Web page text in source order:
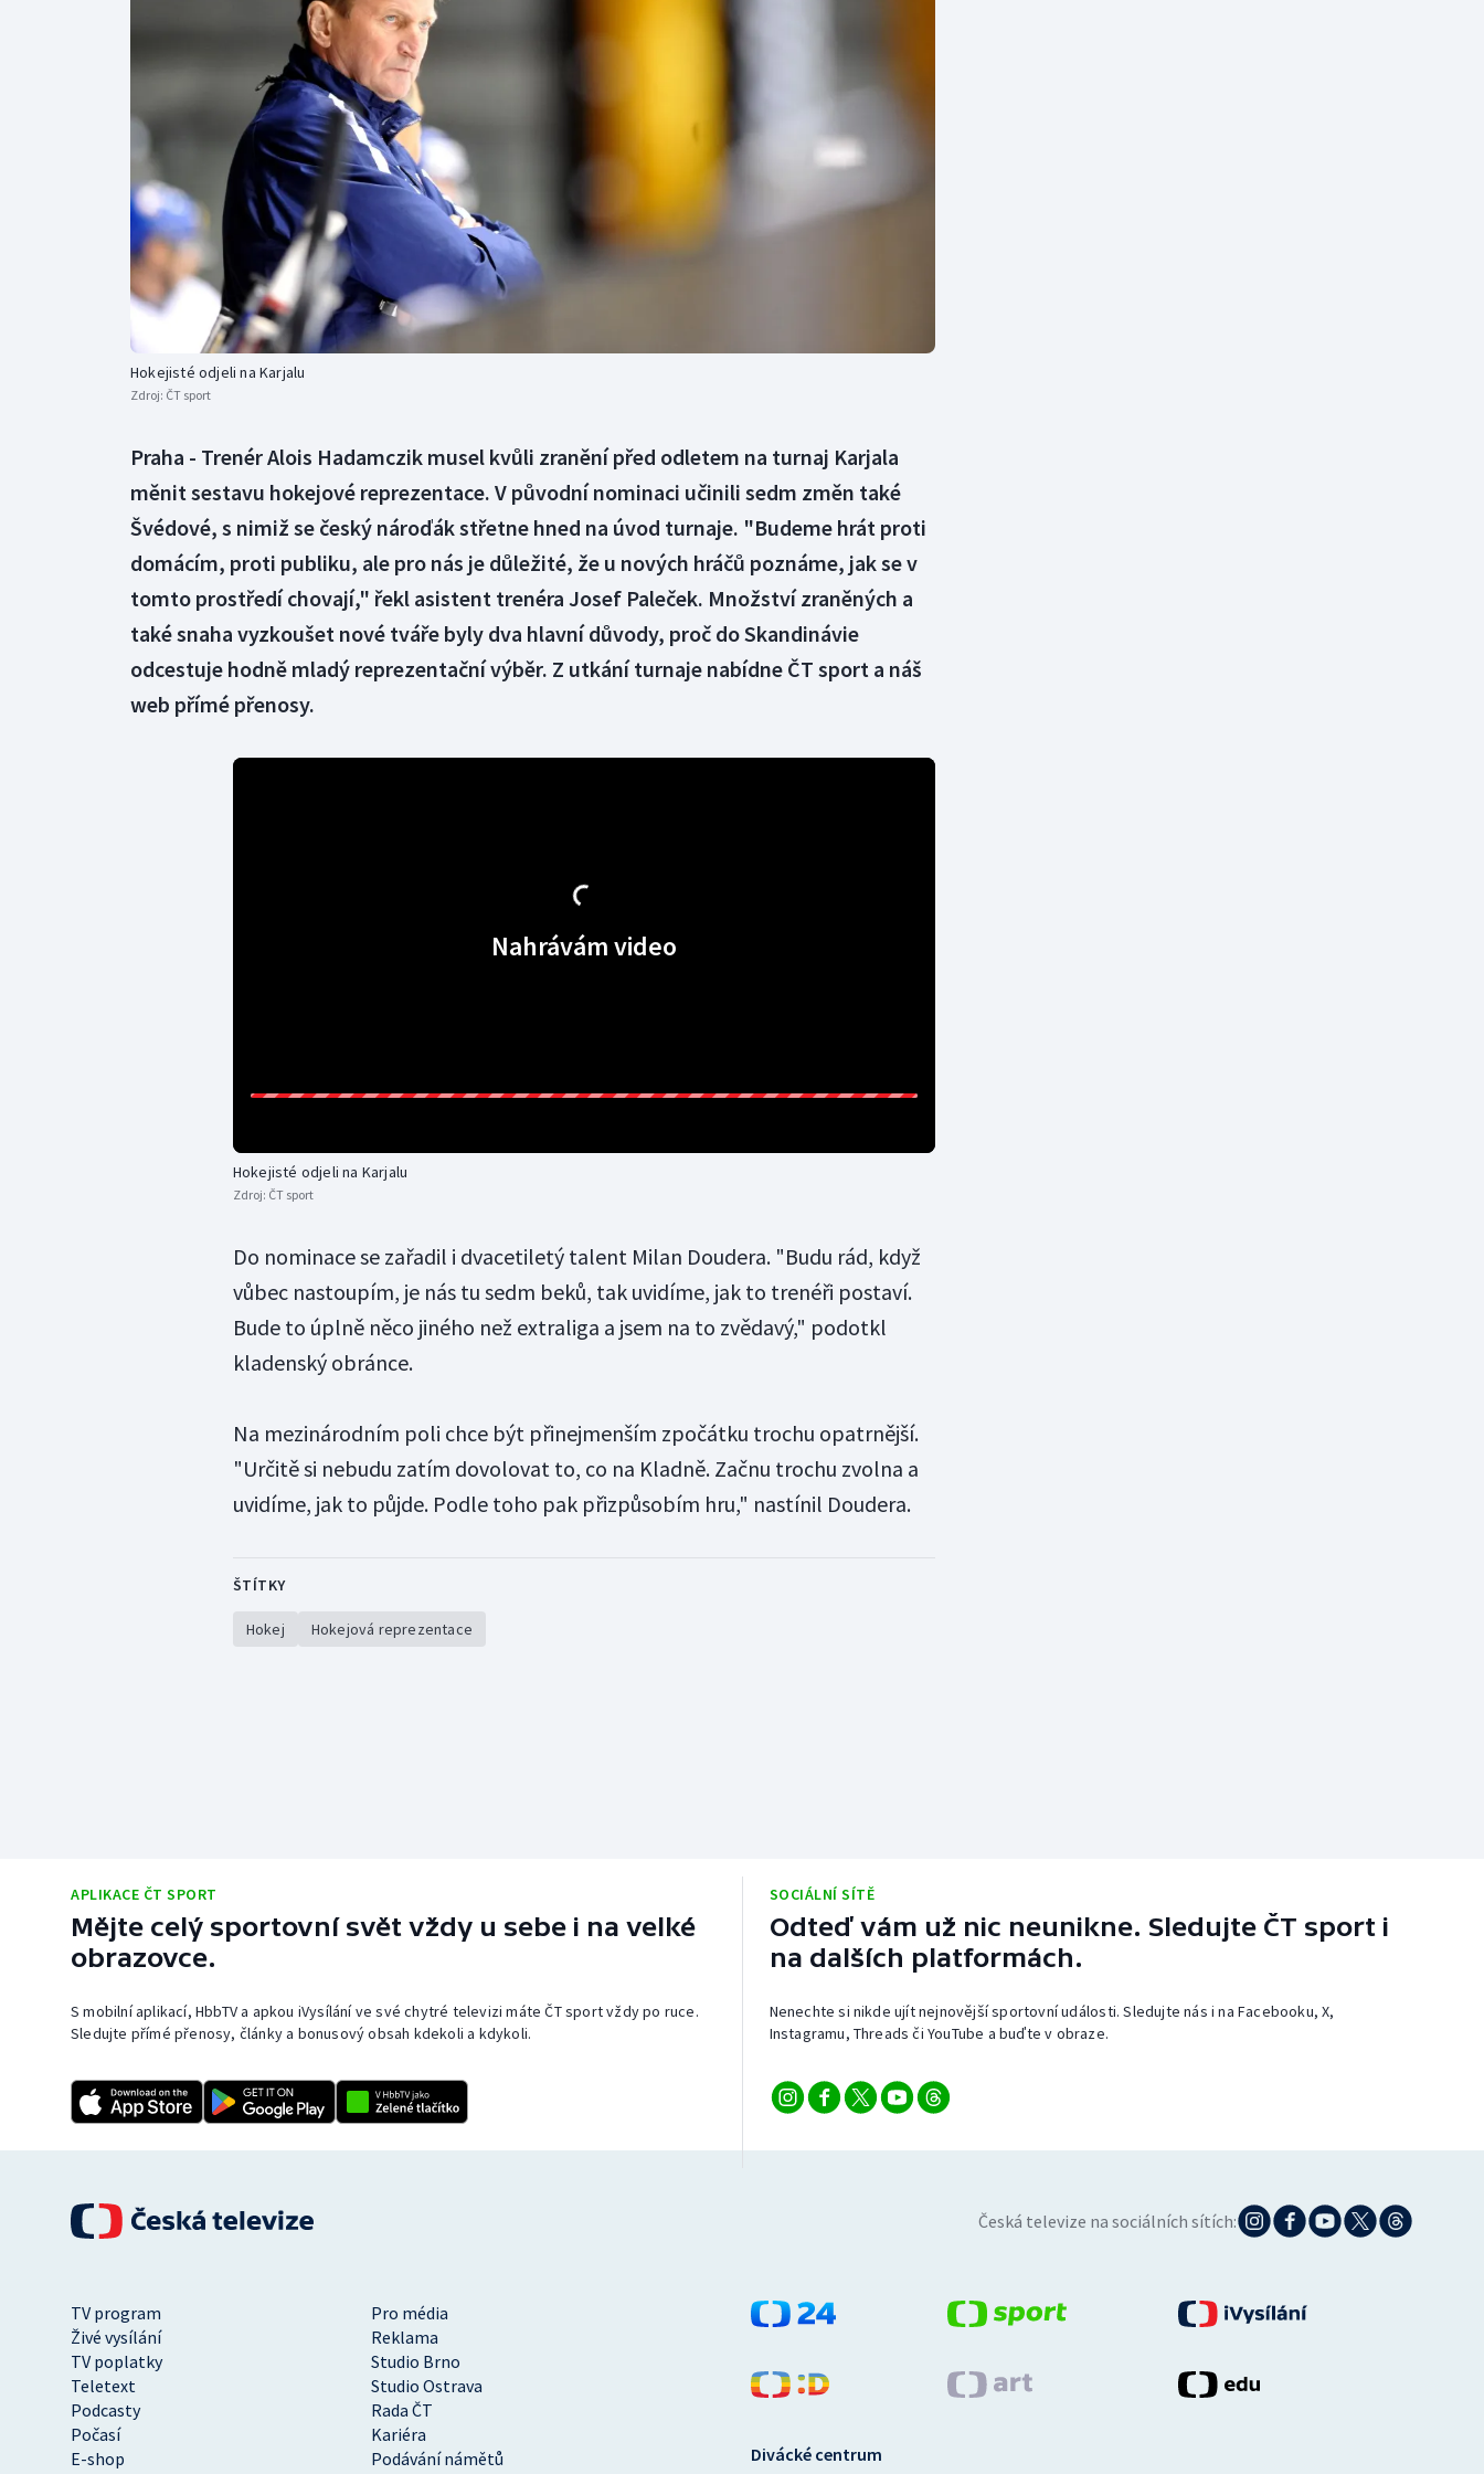
Curling
Dostihy
Florbal
Futsal
Golf
Gymnastika
Parasport
Plavání
Plážový volejbal
Volejbal
Ostatní
Hokejisté odjeli na Karjalu
Zdroj: ČT sport
Praha - Trenér Alois Hadamczik musel kvůli zranění před odletem na turnaj Karjala
měnit sestavu hokejové reprezentace. V původní nominaci učinili sedm změn také
Švédové, s nimiž se český nároďák střetne hned na úvod turnaje. "Budeme hrát proti
domácím, proti publiku, ale pro nás je důležité, že u nových hráčů poznáme, jak se v
tomto prostředí chovají," řekl asistent trenéra Josef Paleček. Množství zraněných a
také snaha vyzkoušet nové tváře byly dva hlavní důvody, proč do Skandinávie
odcestuje hodně mladý reprezentační výběr. Z utkání turnaje nabídne ČT sport a náš
web přímé přenosy.
Nahrávám video
Hokejisté odjeli na Karjalu
Zdroj: ČT sport
Do nominace se zařadil i dvacetiletý talent Milan Doudera. "Budu rád, když
vůbec nastoupím, je nás tu sedm beků, tak uvidíme, jak to trenéři postaví.
Bude to úplně něco jiného než extraliga a jsem na to zvědavý," podotkl
kladenský obránce.
Na mezinárodním poli chce být přinejmenším zpočátku trochu opatrnější.
"Určitě si nebudu zatím dovolovat to, co na Kladně. Začnu trochu zvolna a
uvidíme, jak to půjde. Podle toho pak přizpůsobím hru," nastínil Doudera.
ŠTÍTKY
Hokej Hokejová reprezentace
APLIKACE ČT SPORT
Mějte celý sportovní svět vždy u sebe i na velké
obrazovce.
S mobilní aplikací, HbbTV a apkou iVysílání ve své chytré televizi máte ČT sport vždy po ruce.
Sledujte přímé přenosy, články a bonusový obsah kdekoli a kdykoli.
SOCIÁLNÍ SÍTĚ
Odteď vám už nic neunikne. Sledujte ČT sport i
na dalších platformách.
Nenechte si nikde ujít nejnovější sportovní události. Sledujte nás i na Facebooku, X,
Instagramu, Threads či YouTube a buďte v obraze.
Česká televize na sociálních sítích:
TV program
Pro média
Živé vysílání
Reklama
TV poplatky
Studio Brno
Teletext
Studio Ostrava
Podcasty
Rada ČT
Počasí
Kariéra
E-shop
Podávání námětů
Divácké centrum